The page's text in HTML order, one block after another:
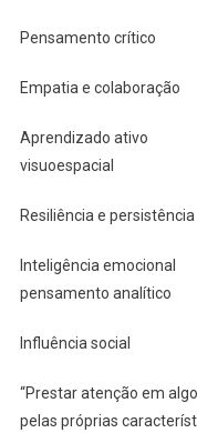
Pensamento crítico
Empatia e
Aprendizado ativo –
visuoespacial
Resiliência e
Inteligência
pensamento analítico
Influência social –
“Prestar atenção em
pelas próprias